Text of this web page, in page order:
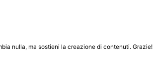
nulla, ma sostieni la creazione di contenuti. Grazie!